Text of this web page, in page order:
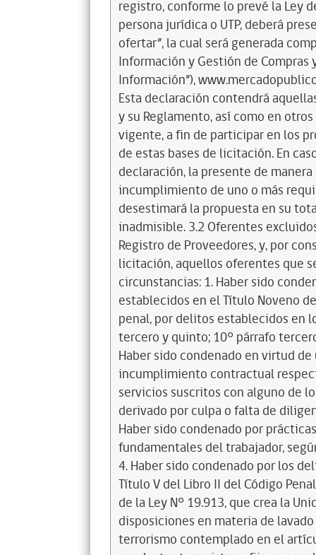
registro, conforme lo prevé la Ley
persona jurídica o UTP, deberá
ofertar”, la cual será generada
Información y Gestión de Compras
Información”),
Esta declaración contendrá
y su Reglamento, así como en
vigente, a fin de participar en los
de estas bases de licitación. En
declaración, la presente de
incumplimiento de uno o más
desestimará la propuesta en su
inadmisible. 3.2 Oferentes
Registro de Proveedores, y, por
licitación, aquellos oferentes que
circunstancias: 1. Haber sido
establecidos en el Título Noveno
penal, por delitos establecidos en
tercero y quinto; 10° párrafo
Haber sido condenado en virtud
incumplimiento contractual
servicios suscritos con alguno de
derivado por culpa o falta de
Haber sido condenado por
fundamentales del trabajador,
4. Haber sido condenado por los
Título V del Libro II del Código
de la Ley N° 19.913, que crea la
disposiciones en materia de
terrorismo contemplado en el